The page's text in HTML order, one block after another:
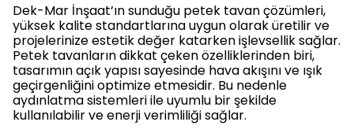
Dek-Mar İnşaat’ın sunduğu petek tavan çözümleri,
yüksek kalite standartlarına uygun olarak üretilir ve
projelerinize estetik değer katarken işlevsellik sağlar.
Petek tavanların dikkat çeken özelliklerinden biri,
tasarımın açık yapısı sayesinde hava akışını ve ışık
geçirgenliğini optimize etmesidir. Bu nedenle
aydınlatma sistemleri ile uyumlu bir şekilde
kullanılabilir ve enerji verimliliği sağlar.